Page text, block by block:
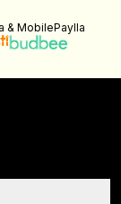
& MobilePaylla